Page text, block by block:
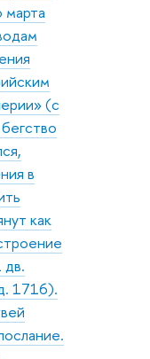
(с
в
как
1716).